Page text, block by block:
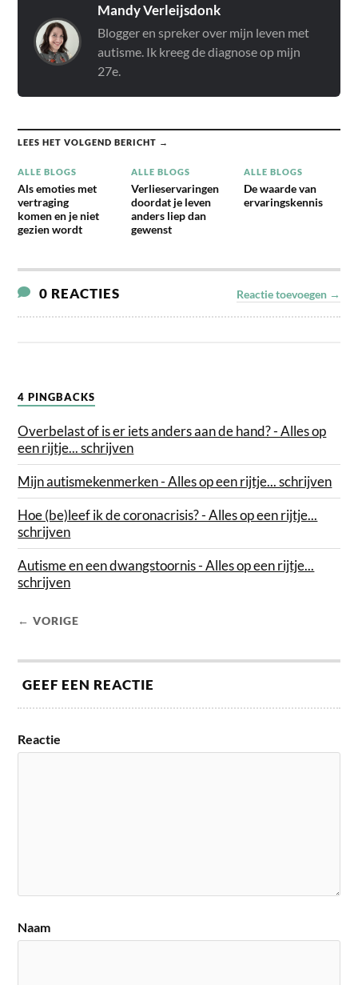
Mandy Verleijsdonk
Blogger en spreker over mijn leven met
autisme. Ik kreeg de diagnose op mijn
27e.
LEES HET VOLGEND BERICHT →
ALLE BLOGS
Als emoties met
vertraging
komen en je niet
gezien wordt
ALLE BLOGS
Verlieservaringen
doordat je leven
anders liep dan
gewenst
ALLE BLOGS
De waarde van
ervaringskennis
0 REACTIES Reactie toevoegen →
4 PINGBACKS
Overbelast of is er iets anders aan de hand? - Alles op
een rijtje... schrijven
Mijn autismekenmerken - Alles op een rijtje... schrijven
Hoe (be)leef ik de coronacrisis? - Alles op een rijtje...
schrijven
Autisme en een dwangstoornis - Alles op een rijtje...
schrijven
← VORIGE
GEEF EEN REACTIE
Reactie
Naam